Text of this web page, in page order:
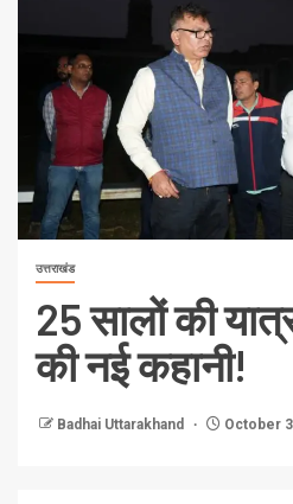
उत्तराखंड
25 सालों की
की नई कहानी!
Badhai Uttarakhand October